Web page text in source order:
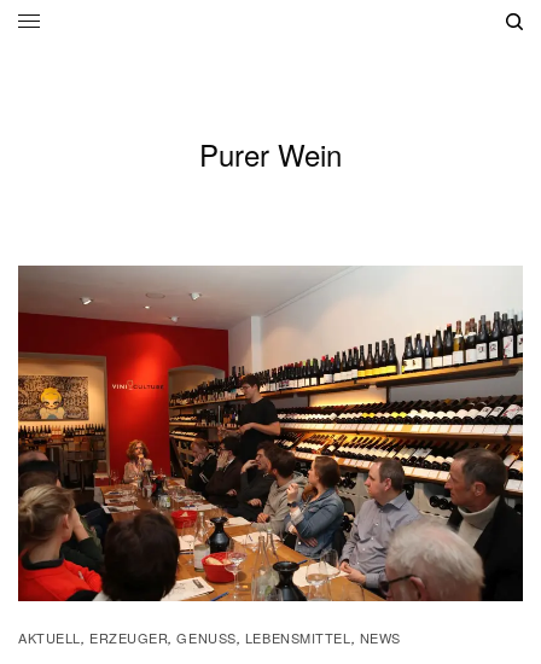
Purer Wein
AKTUELL, ERZEUGER,GENUSS, LEBENSMITTEL, NEWS